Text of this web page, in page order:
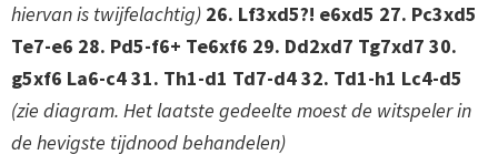
hiervan is twijfelachtig) 26. Lf3xd5?! e6xd5 27. Pc3xd5
Te7-e6 28. Pd5-f6+ Te6xf6 29. Dd2xd7 Tg7xd7 30.
g5xf6 La6-c4 31. Th1-d1 Td7-d4 32. Td1-h1 Lc4-d5
(zie diagram. Het laatste gedeelte moest de witspeler in
de hevigste tijdnood behandelen)